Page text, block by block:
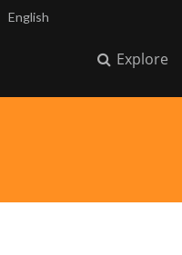
English
Explore